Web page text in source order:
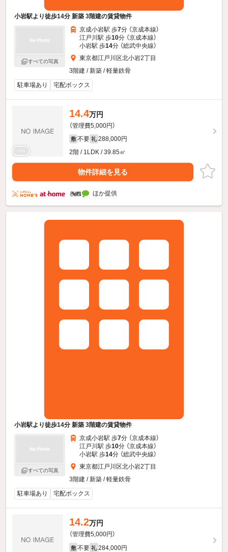
小岩駅より徒歩14分 新築 3階建の賃貸物件
すべての写真
京成小岩駅 歩7分 （京成本線）
江戸川駅 歩10分 （京成本線）
小岩駅 歩14分 （総武中央線）
東京都江戸川区北小岩2丁目
3階建 / 新築 / 軽量鉄骨
駐車場あり
宅配ボックス
14.4万円
（管理費5,000円）
敷 不要 礼 288,000円
2階 / 1LDK / 39.85㎡
物件詳細を見る
ほか提供
小岩駅より徒歩14分 新築 3階建の賃貸物件
すべての写真
京成小岩駅 歩7分 （京成本線）
江戸川駅 歩10分 （京成本線）
小岩駅 歩14分 （総武中央線）
東京都江戸川区北小岩2丁目
3階建 / 新築 / 軽量鉄骨
駐車場あり
宅配ボックス
14.2万円
（管理費5,000円）
敷 不要 礼 284,000円